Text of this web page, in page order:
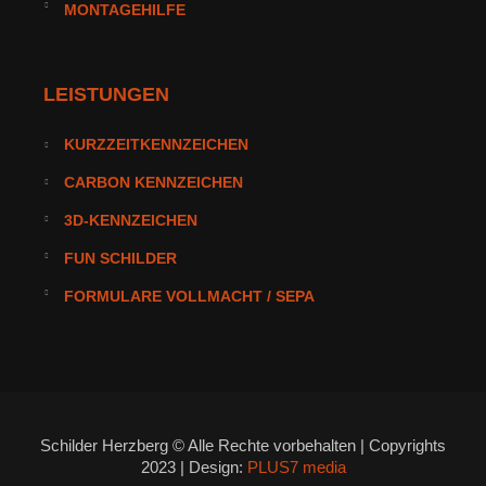
MONTAGEHILFE
LEISTUNGEN
KURZZEITKENNZEICHEN
CARBON KENNZEICHEN
3D-KENNZEICHEN
FUN SCHILDER
FORMULARE VOLLMACHT / SEPA
Schilder Herzberg © Alle Rechte vorbehalten | Copyrights
2023 | Design: PLUS7 media